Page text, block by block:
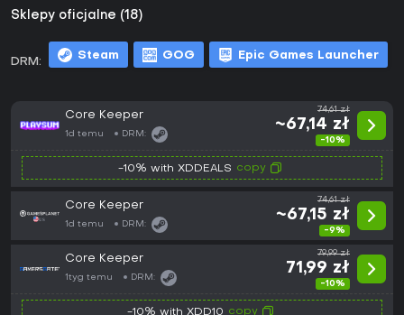
Sklepy oficjalne (18)
DRM: Steam GOG Epic Games Launcher
Core Keeper
1d temu DRM:
74,61 zł
~67,14 zł
-10%
-10% with XDDEALS copy
Core Keeper
1d temu DRM:
74,61 zł
~67,15 zł
-9%
Core Keeper
1tyg temu DRM:
79,99 zł
71,99 zł
-10%
-10% with XDD10 copy